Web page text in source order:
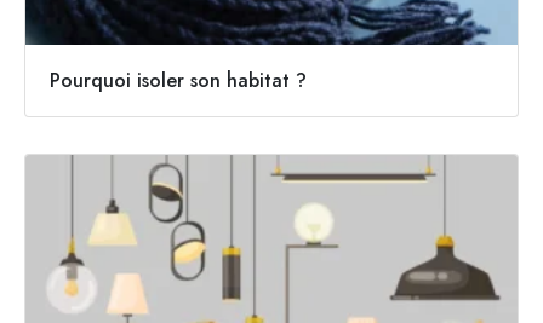
Pourquoi isoler son habitat ?